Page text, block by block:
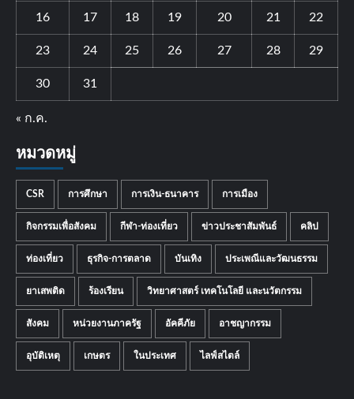
16 17 18 19 20 21 22
23 24 25 26 27 28 29
30 31
« ก.ค.
หมวดหมู่
CSR การศึกษา การเงิน-ธนาคาร การเมือง
กิจกรรมเพื่อสังคม กีฬา-ท่องเที่ยว ข่าวประชาสัมพันธ์ คลิป
ท่องเที่ยว ธุรกิจ-การตลาด บันเทิง ประเพณีและวัฒนธรรม
ยาเสพติด ร้องเรียน วิทยาศาสตร์ เทคโนโลยี และนวัตกรรม
สังคม หน่วยงานภาครัฐ อัคคีภัย อาชญากรรม
อุบัติเหตุ เกษตร ในประเทศ ไลฟ์สไตล์